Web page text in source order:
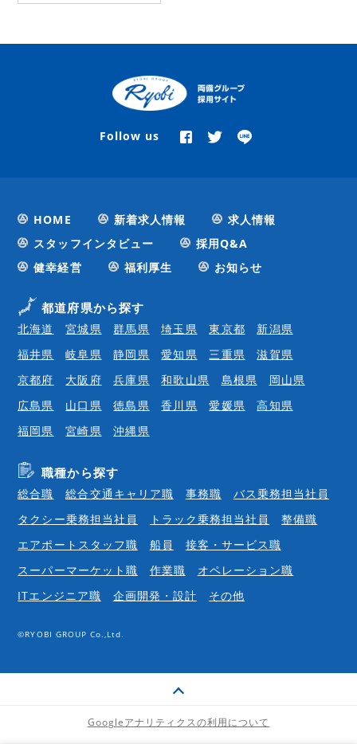
Follow us
HOME 新着求人情報
求人情報
スタッフインタビュー
採用Q&A
健幸経営
福利厚生 お知らせ
都道府県から探す
北海道 宮城県 群馬県 埼玉県 東京都
新潟県
福井県
岐阜県 静岡県 愛知県 三重県
滋賀県
京都府
大阪府 兵庫県 和歌山県 島根県
岡山県
広島県
山口県 徳島県 香川県 愛媛県
高知県
福岡県
宮崎県 沖縄県
職種から探す
総合職 総合交通キャリア職 事務職
バス乗務担当社員
タクシー乗務担当社員
トラック乗務担当社員
整備職
エアポートスタッフ職
船員
接客・サービス職
スーパーマーケット職
作業職
オペレーション職
ITエンジニア職
企画開発・設計 その他
©RYOBI GROUP Co.,Ltd.
Googleアナリティクスの利用について